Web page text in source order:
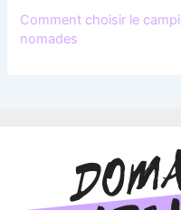
Comment choisir le
nomades